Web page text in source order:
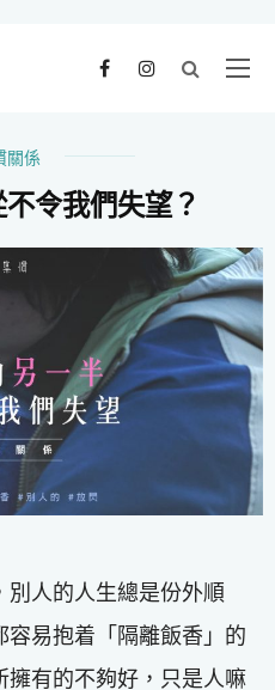
關係
令我們失望？
別人的人生總是份外順
易抱着「隔離飯香」的
擁有的不夠好，只是人嘛